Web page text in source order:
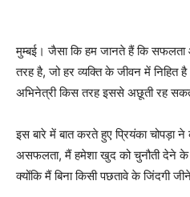
मुम्‍बई। जैसा कि हम जानते हैं कि
तरह है, जो हर व्‍यक्‍ति के जीवन में निहित
अभिनेत्री किस तरह इससे अछूती रह
इस बारे में बात करते हुए प्रियंका चोपड़ा
असफलता, मैं हमेशा खुद को चुनौती देने के
क्योंकि मैं बिना किसी पछतावे के जिंदगी